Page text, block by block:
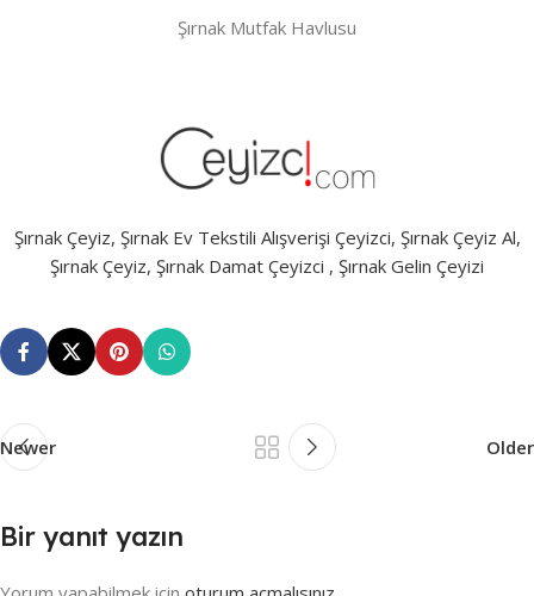
Şırnak Mutfak Havlusu
Şırnak Çeyiz, Şırnak Ev Tekstili Alışverişi Çeyizci, Şırnak Çeyiz Al,
Şırnak Çeyiz, Şırnak Damat Çeyizci , Şırnak Gelin Çeyizi
Newer Older
Bir yanıt yazın